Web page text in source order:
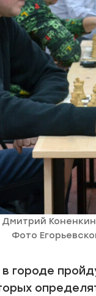
Дмитрий
Фото
городе